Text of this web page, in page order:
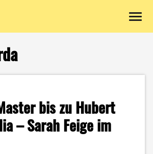
bis zu Hubert
– Sarah Feige im